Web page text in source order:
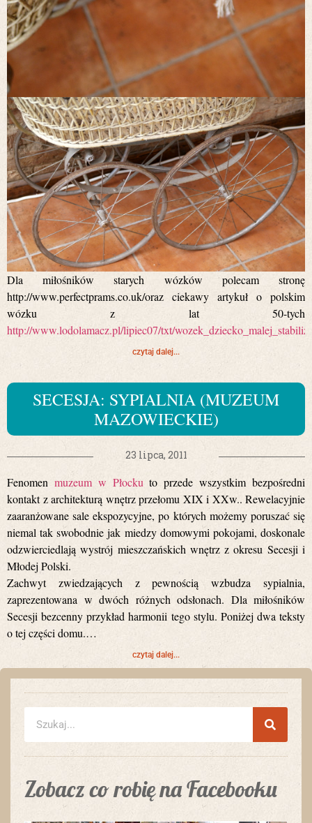
Dla miłośników starych wózków polecam stronę
http://www.perfectprams.co.uk/oraz ciekawy artykuł o polskim
wózku z lat 50-tych
http://www.lodolamacz.pl/lipiec07/txt/
czytaj dalej...
SECESJA: SYPIALNIA (MUZEUM
MAZOWIECKIE)
23 lipca, 2011
Fenomen muzeum w Płockuto przede wszystkim bezpośredni
kontakt z architekturą wnętrz przełomu XIX i XXw.. Rewelacyjnie
zaaranżowane sale ekspozycyjne, po których możemy poruszać się
niemal tak swobodnie jak miedzy domowymi pokojami, doskonale
odzwierciedlają wystrój mieszczańskich wnętrz z okresu Secesji i
Młodej Polski.
Zachwyt zwiedzających z pewnością wzbudza sypialnia,
zaprezentowana w dwóch różnych odsłonach. Dla miłośników
Secesji bezcenny przykład harmonii tego stylu. Poniżej dwa teksty
o tej części domu.…
czytaj dalej...
Zobacz co robię na Facebooku